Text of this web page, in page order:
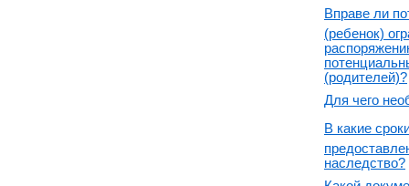
Вправе ли
(ребенок)
(родителей)?
Для чего
В какие
наследство?